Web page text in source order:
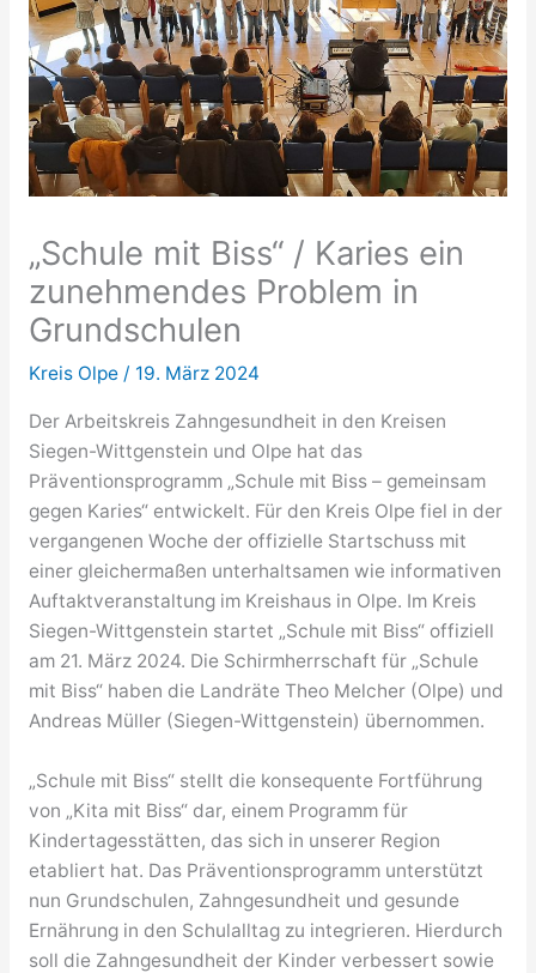
„Schule mit Biss“ / Karies ein
zunehmendes Problem in
Grundschulen
Kreis Olpe/ 19. März 2024
Der Arbeitskreis Zahngesundheit in den Kreisen
Siegen-Wittgenstein und Olpe hat das
Präventionsprogramm „Schule mit Biss – gemeinsam
gegen Karies“ entwickelt. Für den Kreis Olpe fiel in der
vergangenen Woche der offizielle Startschuss mit
einer gleichermaßen unterhaltsamen wie informativen
Auftaktveranstaltung im Kreishaus in Olpe. Im Kreis
Siegen-Wittgenstein startet „Schule mit Biss“ offiziell
am 21. März 2024. Die Schirmherrschaft für „Schule
mit Biss“ haben die Landräte Theo Melcher (Olpe) und
Andreas Müller (Siegen-Wittgenstein) übernommen.
„Schule mit Biss“ stellt die konsequente Fortführung
von „Kita mit Biss“ dar, einem Programm für
Kindertagesstätten, das sich in unserer Region
etabliert hat. Das Präventionsprogramm unterstützt
nun Grundschulen, Zahngesundheit und gesunde
Ernährung in den Schulalltag zu integrieren. Hierdurch
soll die Zahngesundheit der Kinder verbessert sowie